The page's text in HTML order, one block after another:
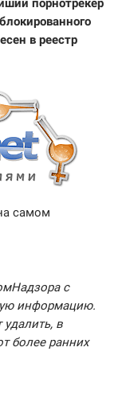
порнотрекер
в реестр
самом
с
информацию.
в
более ранних